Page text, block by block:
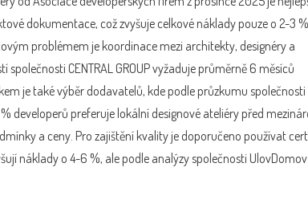
dokumentace, což zvyšuje celkové náklady pouze o 2-3
problémem je koordinace mezi architekty, designéry a
CENTRAL GROUP vyžaduje průměrně 6 měsíců
je také výběr dodavatelů, kde podle průzkumu společnosti
developerů preferuje lokální designové ateliéry před
a ceny. Pro zajištění kvality je doporučeno používat
náklady o 4-6 %, ale podle analýzy společnosti